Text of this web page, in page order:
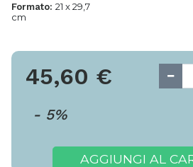
Formato: 21 x 29,7
cm
45,60 €
- 5%
AGGIUNGI AL